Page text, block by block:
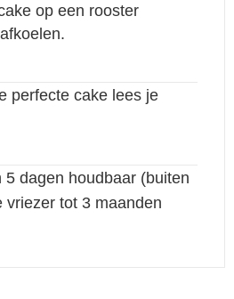
op een rooster
perfecte cake lees je
5 dagen houdbaar (buiten
vriezer tot 3 maanden